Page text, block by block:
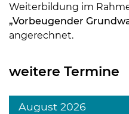
Weiterbildung im
„Vorbeugender
angerechnet.
weitere Termine
August 2026